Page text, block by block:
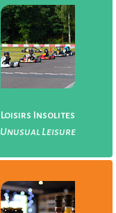
Loisirs Insolites
Unusual Leisure